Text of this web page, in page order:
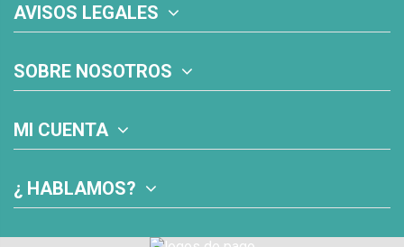
AVISOS LEGALES
SOBRE NOSOTROS
MI CUENTA
¿ HABLAMOS?